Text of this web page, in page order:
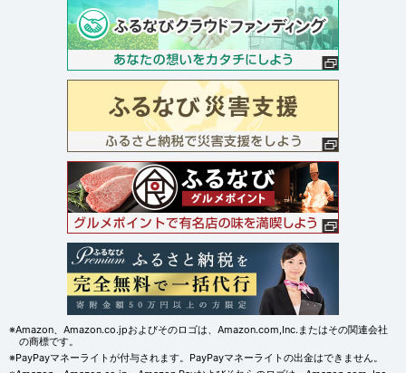
※Amazon、Amazon.co.jpおよびそのロゴは、Amazon.com,Inc.またはその関連会社
の商標です。
※PayPayマネーライトが付与されます。PayPayマネーライトの出金はできません。